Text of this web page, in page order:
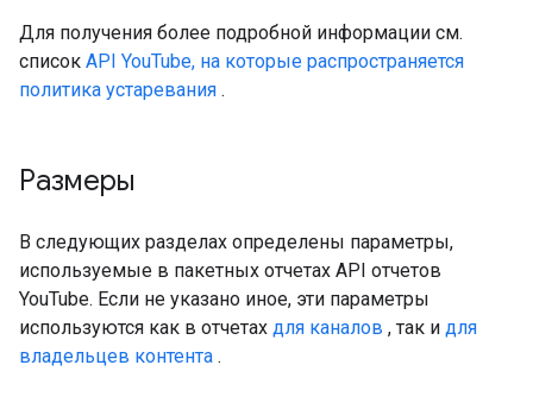
Для получения более подробной информации см.
список API YouTube, на которые распространяется
политика устаревания .
Размеры
В следующих разделах определены параметры,
используемые в пакетных отчетах API отчетов
YouTube. Если не указано иное, эти параметры
используются как в отчетах для каналов , так и для
владельцев контента .